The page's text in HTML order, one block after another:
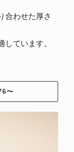
合わせた厚さ
しています。
〜